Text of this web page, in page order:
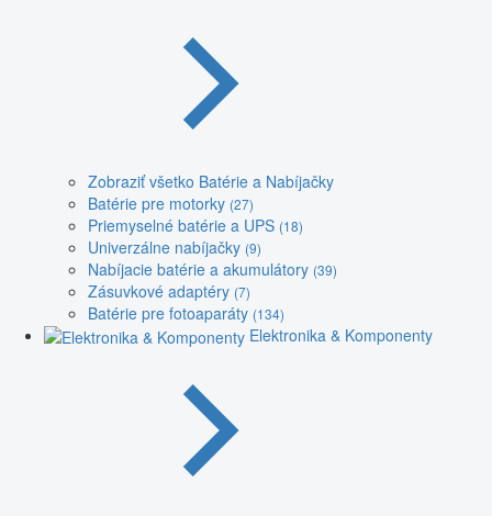
Zobraziť všetko Batérie a Nabíjačky
Batérie pre motorky (27)
Priemyselné batérie a UPS (18)
Univerzálne nabíjačky (9)
Nabíjacie batérie a akumulátory (39)
Zásuvkové adaptéry (7)
Batérie pre fotoaparáty (134)
Elektronika & Komponenty